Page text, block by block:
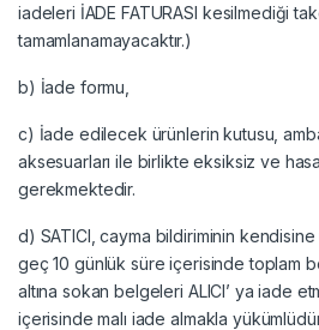
iadeleri İADE FATURASI kesilmediği
tamamlanamayacaktır.)
b) İade formu,
c) İade edilecek ürünlerin kutusu,
aksesuarları ile birlikte eksiksiz ve
gerekmektedir.
d) SATICI, cayma bildiriminin kendisine
geç 10 günlük süre içerisinde toplam
altına sokan belgeleri ALICI’ ya iade
içerisinde malı iade almakla